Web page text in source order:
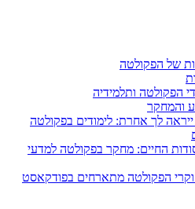
של הפקולטה
הפקולטה ותלמידיה
והמחקר
לך אחרת: לימודים בפקולטה
החיים: מחקר בפקולטה למדעי
חוקרי הפקולטה מתארחים בפודקאסט